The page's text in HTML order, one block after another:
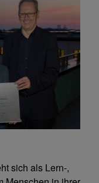
sich als Lern-,